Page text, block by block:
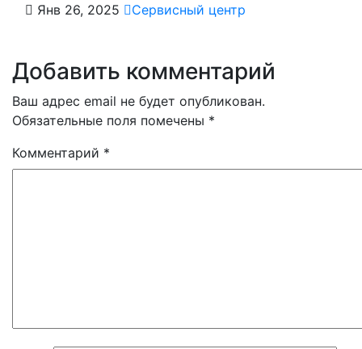
Янв 26, 2025 Сервисный центр
Добавить комментарий
Ваш адрес email не будет опубликован.
Обязательные поля помечены *
Комментарий *